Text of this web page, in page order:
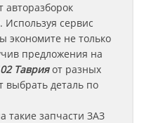
авторазборок
сервис
экономите не только
предложения на
Таврияот разных
выбрать деталь по
такие запчасти ЗАЗ